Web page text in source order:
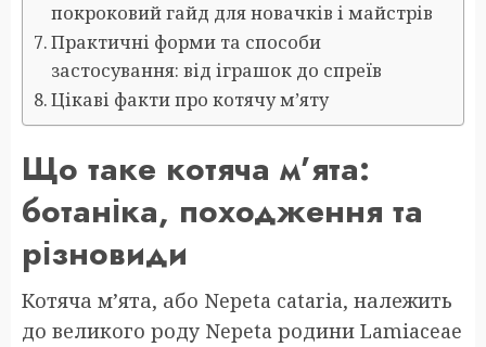
покроковий гайд для новачків і майстрів
Практичні форми та способи
застосування: від іграшок до спреїв
Цікаві факти про котячу м’яту
Що таке котяча м’ята:
ботаніка, походження та
різновиди
Котяча м’ята, або Nepeta cataria, належить
до великого роду Nepeta родини Lamiaceae